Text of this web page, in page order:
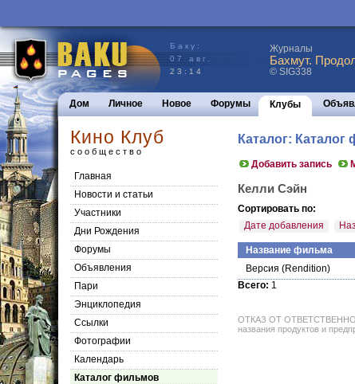
Баку:
07 авг.
23:14
Журналы
Бахмут.
© SIG338
Дом Личное Новое Форумы Клубы
Кино Клуб
сообщество
Главная
Новости и статьи
Участники
Дни Рождения
Форумы
Объявления
Пари
Энциклопедия
Cсылки
Фотографии
Календарь
Каталог фильмов
Каталог:
Добавить запись
Келли Сэйн
Сортировать по:
Дате добавления
Название фильма
Версия (Rendition)
Всего: 1
ОТКАЗ ОТ
названия продуктов и